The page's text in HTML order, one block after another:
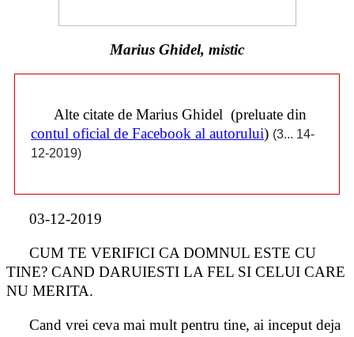
Marius Ghidel, mistic
Alte citate de Marius Ghidel (preluate din
contul oficial de Facebook al autorului) (3... 14-
12-2019)
03-12-2019
CUM TE VERIFICI CA DOMNUL ESTE CU
TINE? CAND DARUIESTI LA FEL SI CELUI CARE
NU MERITA.
Cand vrei ceva mai mult pentru tine, ai inceput deja